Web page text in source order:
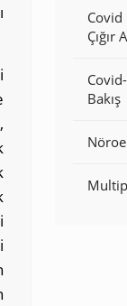
Covid
Çığır
Bakış